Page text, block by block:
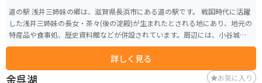
道の駅 浅井三姉妹の郷は、滋賀県長浜市にある道の駅です。 戦国時代に活躍
した浅井三姉妹の長女・茶々(後の淀殿)が生まれたとされる地にあり、地元の
特産品や食事処、歴史資料館などが併設されています。周辺には、小谷城跡
や姉川の合戦場跡など、歴史的な観光スポットも点在しており、戦国時代や
歴史に興味のある方にはおすすめの場所です。 バイクで訪れる場合、道の駅
には広い駐車場が完備されているので安心です。周辺の道路は、山間部を通
詳しく見る
余呉湖 お気に入り